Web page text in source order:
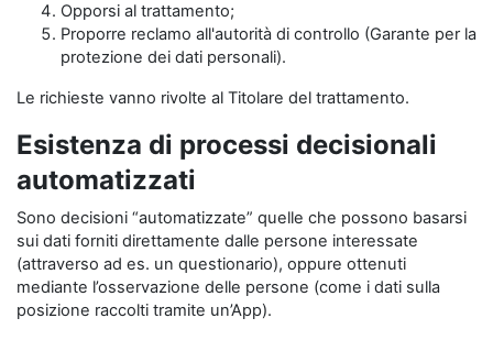
Opporsi al trattamento;
Proporre reclamo all'autorità di controllo (Garante per la
protezione dei dati personali).
Le richieste vanno rivolte al Titolare del trattamento.
Esistenza di processi decisionali
automatizzati
Sono decisioni “automatizzate” quelle che possono basarsi
sui dati forniti direttamente dalle persone interessate
(attraverso ad es. un questionario), oppure ottenuti
mediante l’osservazione delle persone (come i dati sulla
posizione raccolti tramite un’App).